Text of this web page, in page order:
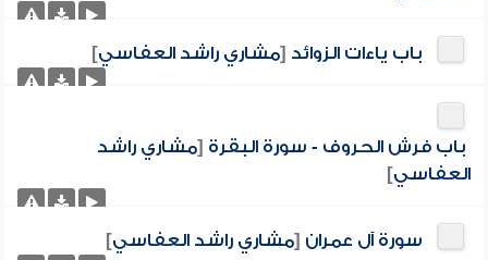
باب ياءات الزوائد [مشاري راشد العفاسي]
باب فرش الحروف - سورة البقرة [مشاري راشد
العفاسي]
سورة آل عمران [مشاري راشد العفاسي]